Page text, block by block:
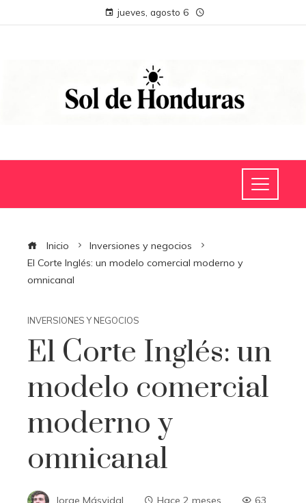
jueves, agosto 6
Inicio
Inversiones y negocios
El Corte Inglés: un modelo comercial moderno y
omnicanal
INVERSIONES Y NEGOCIOS
El Corte Inglés: un
modelo comercial
moderno y
omnicanal
Jorge Másvidal Hace 2 meses 63